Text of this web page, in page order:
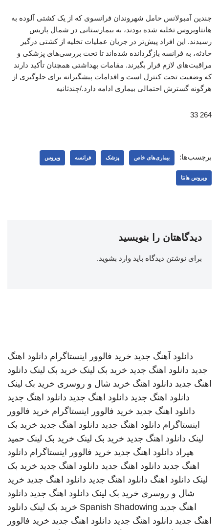
چندین آمبولانس حامل شهروندان فرانسوی که از یک کشتی آلوده به
هانتاویروس تخلیه شده بودند، به بیمارستانی در شمال پاریس
رسیدند. این افراد پیش‌تر در جریان عملیات تخلیه از کشتی درگیر
حادثه، به فرانسه بازگردانده شده‌اند تا تحت بررسی‌های پزشکی و
مراقبت‌های لازم قرار بگیرند. مقامات بهداشتی همچنان تأکید دارند
که وضعیت تحت کنترل است و اقدامات پیشگیرانه برای جلوگیری از
هرگونه گسترش احتمالی بیماری ادامه دارد./چندثانیه
264 33
برچسب‌ها: بیماری‌های خاص پزشک فرانسه ویروس
ویروس هانتا
دیدگاهتان را بنویسید
برای نوشتن دیدگاه باید وارد بشوید.
دانلود آهنگ جدید خرید فالوور اینستاگرام دانلود اهنگ
جدید دانلود اهنگ جدید خرید بک لینک خرید بک لینک دانلود
اهنگ جدید دانلود اهنگ خرید شال و روسری خرید بک لینک
دانلود اهنگ جدید دانلود اهنگ جدید دانلود اهنگ جدید
دانلود اهنگ جدید خرید فالوور اینستاگرام خرید فالوور
اینستاگرام دانلود اهنگ جدید دانلود اهنگ جدید خرید بک
لینک دانلود اهنگ جدید خرید بک لینک خرید بک لینک حمید
هیراد دانلود اهنگ جدید خرید فالوور اینستاگرام دانلود
اهنگ جدید دانلود اهنگ جدید دانلود اهنگ جدید خرید بک
لینک دانلود اهنگ دانلود اهنگ جدید دانلود اهنگ جدید خرید
شال و روسری خرید بک لینک دانلود اهنگ جدید دانلود
اهنگ جدید Spanish Shadowing خرید بک لینک دانلود
اهنگ جدید دانلود اهنگ جدید دانلود اهنگ جدید خرید فالوور